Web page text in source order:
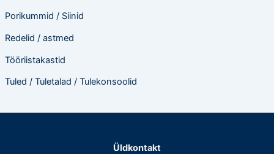
Porikummid / Siinid
Redelid / astmed
Tööriistakastid
Tuled / Tuletalad / Tulekonsoolid
Üldkontakt